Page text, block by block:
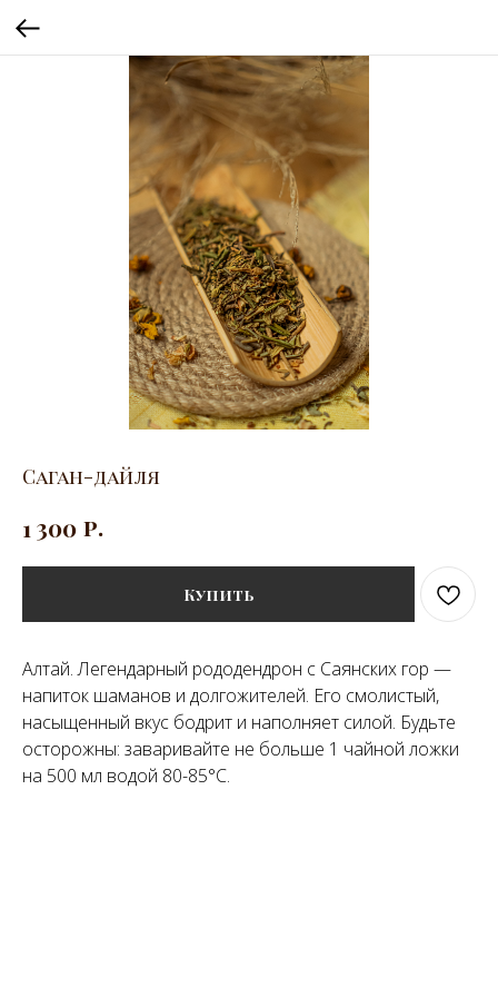
Саган-дайля
1 300 р.
Купить
Алтай. Легендарный рододендрон с Саянских гор —
напиток шаманов и долгожителей. Его смолистый,
насыщенный вкус бодрит и наполняет силой. Будьте
осторожны: заваривайте не больше 1 чайной ложки
на 500 мл водой 80-85°C.